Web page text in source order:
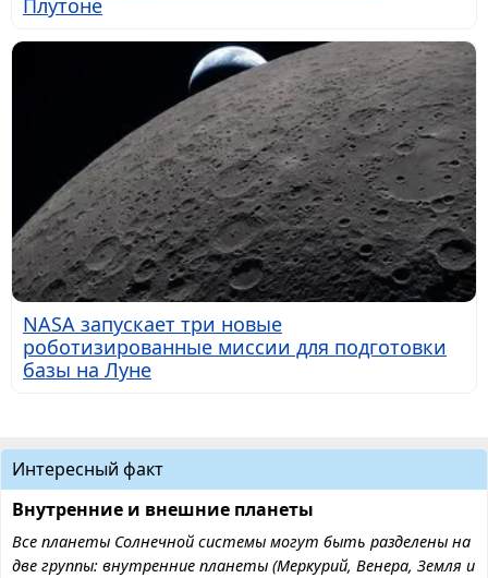
Плутоне
NASA запускает три новые
роботизированные миссии для подготовки
базы на Луне
Интересный факт
Внутренние и внешние планеты
Все планеты Солнечной системы могут быть разделены на
две группы: внутренние планеты (Меркурий, Венера, Земля и